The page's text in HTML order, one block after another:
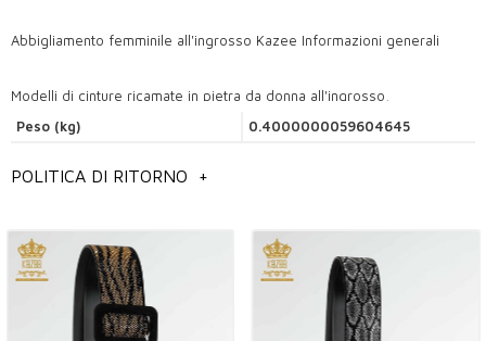
Abbigliamento femminile all'ingrosso Kazee Informazioni generali
Modelli di cinture ricamate in pietra da donna all'ingrosso,
Modelli di cinture da donna all'ingrosso,
Modelli di cinture da donna all'ingrosso.
Puoi contattarci per ottenere informazioni dettagliate sui prodotti che
ti piacciono.
I nostri prezzi non includono le spese di spedizione, l'IVA non è
Peso (kg) 0.4000000059604645
POLITICA DI RITORNO +